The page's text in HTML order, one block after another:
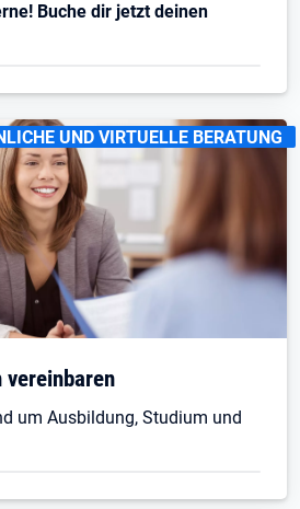
Buche dir jetzt deinen
:
UND VIRTUELLE BERATUNG
um Ausbildung, Studium und